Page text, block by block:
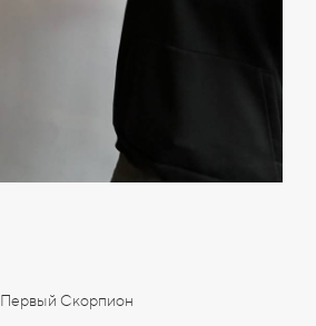
Первый Скорпион